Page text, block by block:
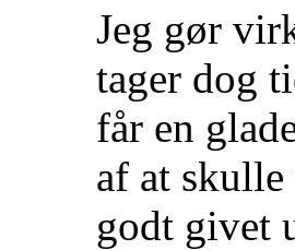
Jeg gør
tager dog
får en
af at
godt givet